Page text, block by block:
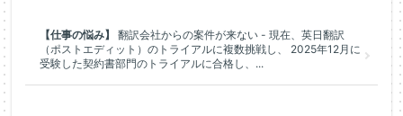
【仕事の悩み】
翻訳会社からの案件が来ない - 現在、英日翻訳
（ポストエディット）のトライアルに複数挑戦し、 2025年12月に
受験した契約書部門のトライアルに合格し、...